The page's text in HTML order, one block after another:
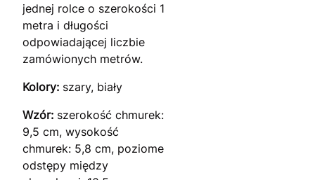
jednej rolce o szerokości 1
metra i długości
odpowiadającej liczbie
zamówionych metrów.
Kolory: szary, biały
Wzór: szerokość chmurek:
9,5 cm, wysokość
chmurek: 5,8 cm, poziome
odstępy między